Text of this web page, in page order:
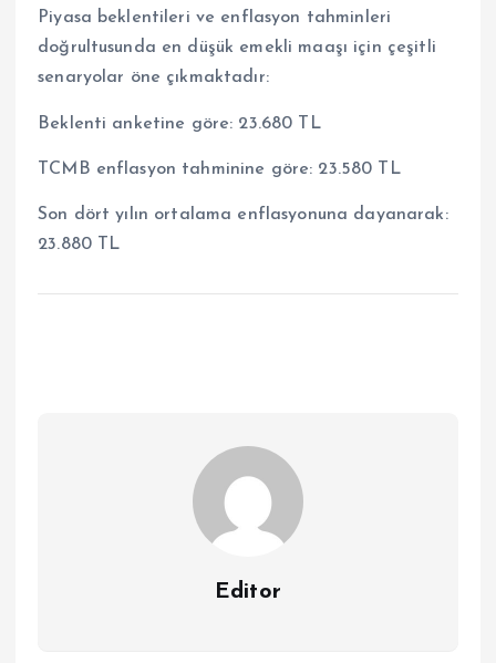
Piyasa beklentileri ve enflasyon tahminleri
doğrultusunda en düşük emekli maaşı için çeşitli
senaryolar öne çıkmaktadır:
Beklenti anketine göre: 23.680 TL
TCMB enflasyon tahminine göre: 23.580 TL
Son dört yılın ortalama enflasyonuna dayanarak:
23.880 TL
Editor